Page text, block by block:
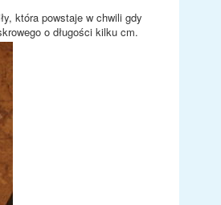
która powstaje w chwili gdy
o długości kilku cm.